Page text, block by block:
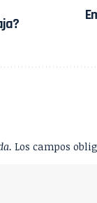
Los campos